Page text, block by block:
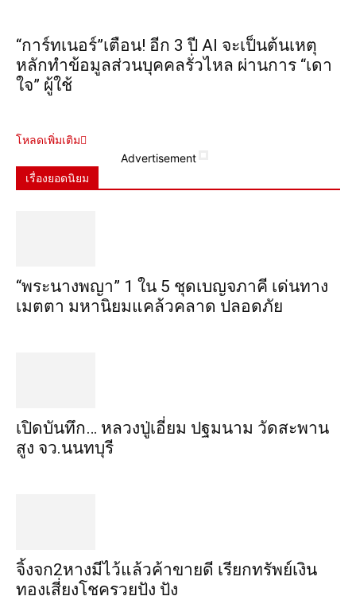
“การ์ทเนอร์”เตือน! อีก 3 ปี AI จะเป็นต้นเหตุ
หลักทำข้อมูลส่วนบุคคลรั่วไหล ผ่านการ “เดา
ใจ” ผู้ใช้
โหลดเพิ่มเติม
Advertisement
เรื่องยอดนิยม
“พระ​นาง​พญา” 1 ใน 5​ ชุดเบญจ​ภาคี​ เด่นทาง
เมตตา​ มหา​นิยม​แคล้วคลาด​ ปลอดภัย​
เปิดบันทึก… หลวงปู่เอี่ยม ​ปฐม​นาม​ วัดสะพาน
สูง​ จว.นนทบุรี
จิ้งจก​2​หาง​มีไว้แล้ว​ค้าขาย​ดี​ เรียก​ทรัพย์เงิน
ทอง​เสี่ยงโชค​รวยปัง​ ปัง​